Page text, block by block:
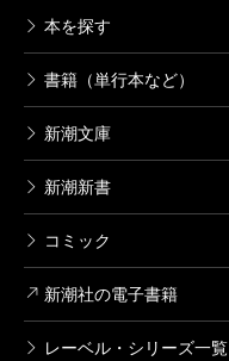
本を探す
書籍（単行本など）
新潮文庫
新潮新書
コミック
新潮社の電子書籍
レーベル・シリーズ一覧